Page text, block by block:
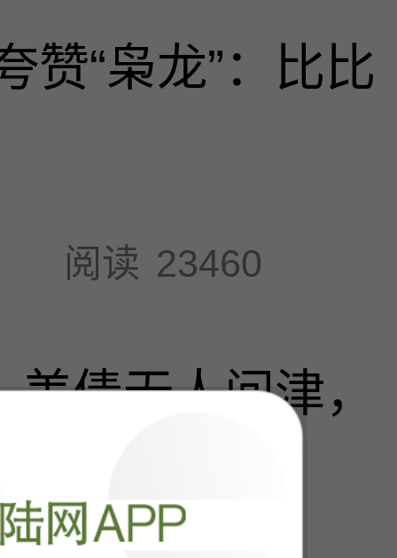
赞“枭龙”：比比
阅读 23460
债无人问津，